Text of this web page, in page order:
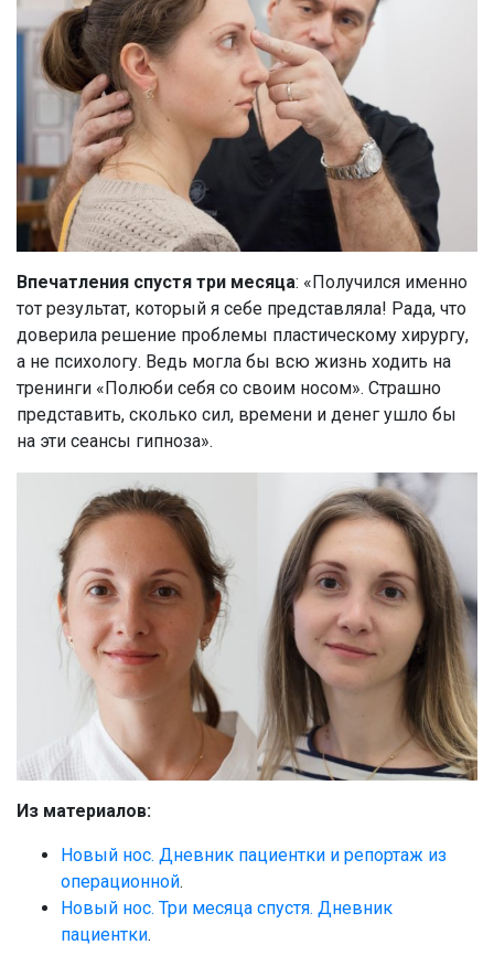
Впечатления спустя три месяца: «Получился именно
тот результат, который я себе представляла! Рада, что
доверила решение проблемы пластическому хирургу,
а не психологу. Ведь могла бы всю жизнь ходить на
тренинги «Полюби себя со своим носом». Страшно
представить, сколько сил, времени и денег ушло бы
на эти сеансы гипноза».
Из материалов:
Новый нос. Дневник пациентки и репортаж из
операционной.
Новый нос. Три месяца спустя. Дневник
пациентки.